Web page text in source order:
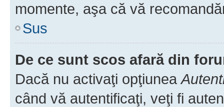
momente, aşa că vă
Sus
De ce sunt scos afară din
Dacă nu activaţi opţiunea
când vă autentificaţi, veţi fi